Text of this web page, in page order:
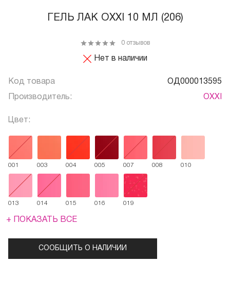
ГЕЛЬ ЛАК OXXI 10 МЛ (206)
Нет в наличии
0 отзывов
Код товара ОД000013595
Производитель: OXXI
Цвет:
001 003 004 005 007 008 010
013 014 015 016 019
+ ПОКАЗАТЬ ВСЕ
СООБЩИТЬ О НАЛИЧИИ